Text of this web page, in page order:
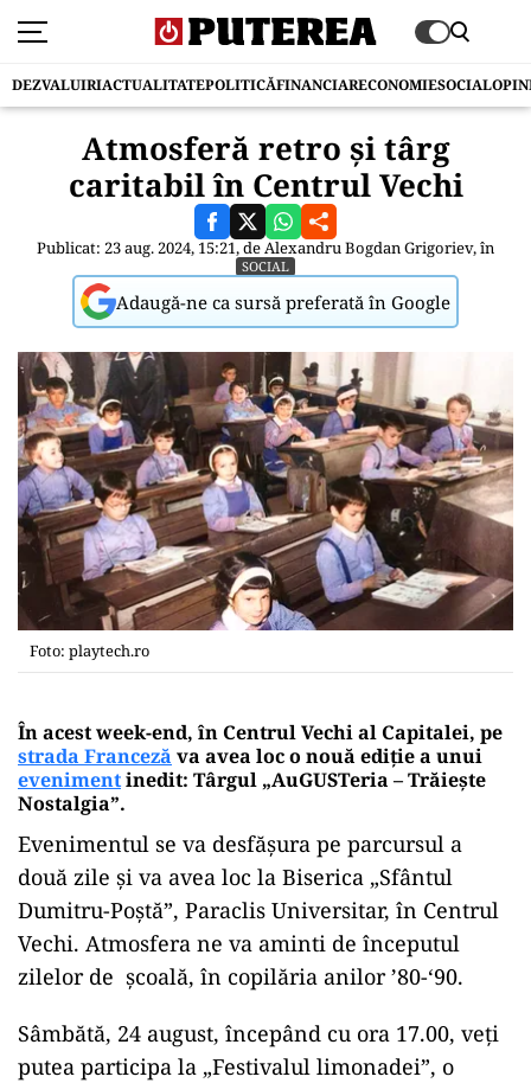
DEZVALUIRIACTUALITATEPOLITICĂFINANCIARECONOMIESOCIAL
Atmosferă retro și târg
caritabil în Centrul Vechi
Publicat: 23 aug. 2024, 15:21, deAlexandru Bogdan Grigoriev, în
SOCIAL
Adaugă-ne ca sursă preferată în Google
Foto: playtech.ro
În acest week-end, în Centrul Vechi al Capitalei, pe
strada Franceză va avea loc o nouă ediție a unui
evenimentinedit: Târgul „AuGUSTeria – Trăiește
Nostalgia”.
Evenimentul se va desfăşura pe parcursul a
două zile şi va avea loc la Biserica „Sfântul
Dumitru-Poştă”, Paraclis Universitar, în Centrul
Vechi. Atmosfera ne va aminti de începutul
zilelor de școală, în copilăria anilor ’80-‘90.
Sâmbătă, 24 august, începând cu ora 17.00, veţi
putea participa la „Festivalul limonadei”, o